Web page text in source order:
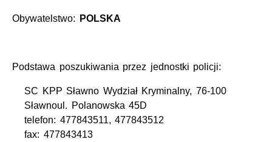
Obywatelstwo: POLSKA
Podstawa poszukiwania przez jednostki policji:
SC KPP Sławno Wydział Kryminalny, 76-100
Sławnoul. Polanowska 45D
telefon: 477843511, 477843512
fax: 477843413